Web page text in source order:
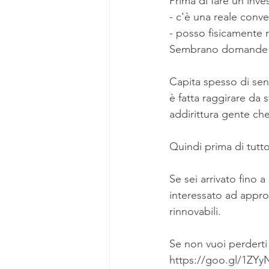
- c'è una reale
- posso fisicamente
Sembrano
Capita spesso di
è fatta raggirare da
addirittura gente
Quindi prima di
Se sei arrivato fino
interessato ad
rinnovabili.
Se non vuoi
https://goo.gl/